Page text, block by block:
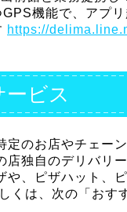
機能で、アプ
https://
ビス
定のお店やチェー
独自のデリバリ
や、ピザハット、
くは、次の「おす